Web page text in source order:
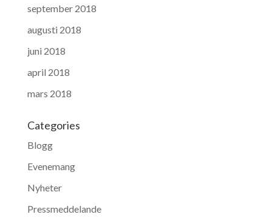
september 2018
augusti 2018
juni 2018
april 2018
mars 2018
Categories
Blogg
Evenemang
Nyheter
Pressmeddelande